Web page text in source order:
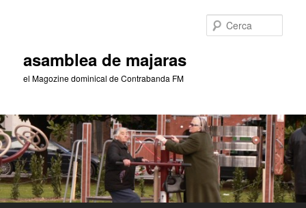
asamblea de majaras
el Magozine dominical de Contrabanda FM